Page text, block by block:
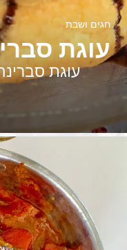
עוגת
חגים ושבת
עוגת